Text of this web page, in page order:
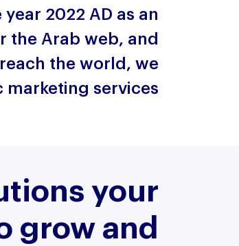
2022 AD as an
the Arab web, and
the world, we
services
your
grow and